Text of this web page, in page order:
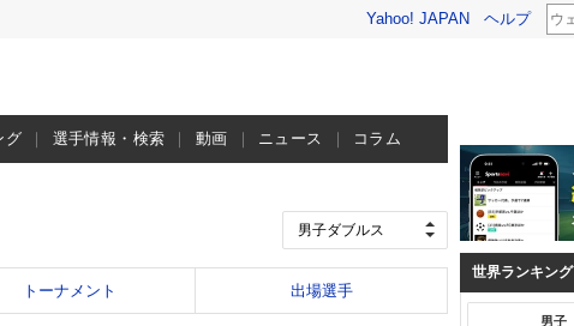
Yahoo! JAPAN ヘルプ
グ 選手情報・検索 動画 ニュース コラム
トーナメント 出場選手
世界ランキング
男子